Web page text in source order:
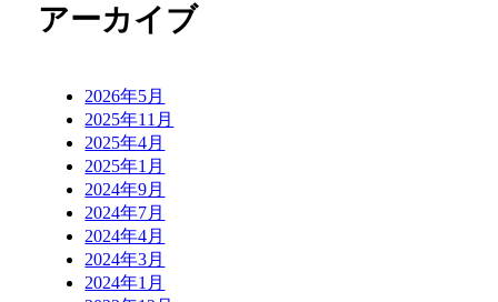
アーカイブ
2026年5月
2025年11月
2025年4月
2025年1月
2024年9月
2024年7月
2024年4月
2024年3月
2024年1月